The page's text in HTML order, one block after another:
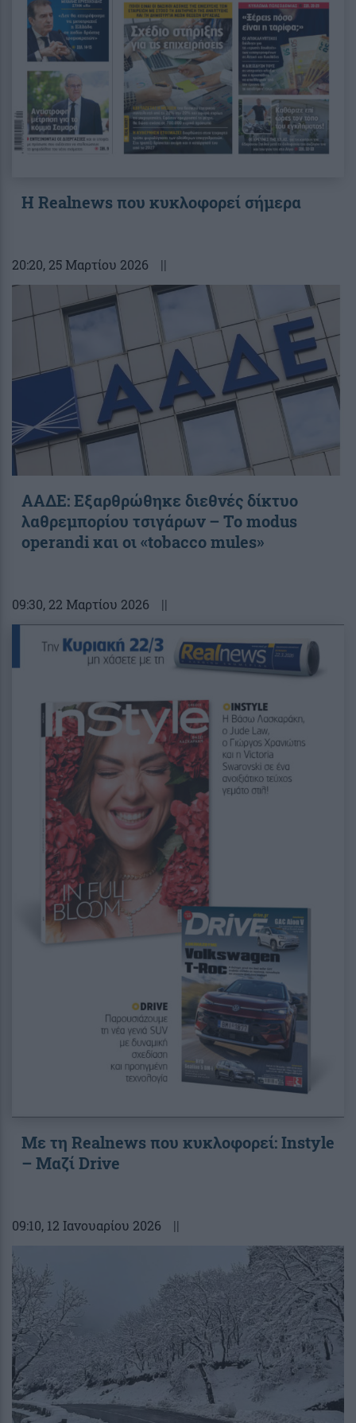
Η Realnews που κυκλοφορεί σήμερα
20:20, 25 Μαρτίου 2026 ||
ΑΑΔΕ: Εξαρθρώθηκε διεθνές δίκτυο
λαθρεμπορίου τσιγάρων – Το modus
operandi και οι «tobacco mules»
09:30, 22 Μαρτίου 2026 ||
Με τη Realnews που κυκλοφορεί: Instyle
– Μαζί Drive
09:10, 12 Ιανουαρίου 2026 ||